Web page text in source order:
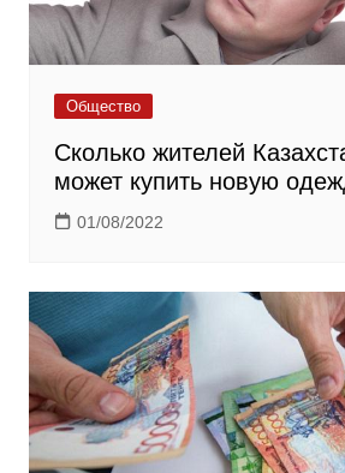
Общество
Сколько жителей
может купить новую
01/08/2022